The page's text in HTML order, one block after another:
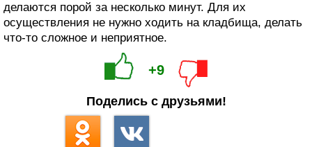
делаются порой за несколько минут. Для их
осуществления не нужно ходить на кладбища, делать
что-то сложное и неприятное.
+9
Поделись с друзьями!